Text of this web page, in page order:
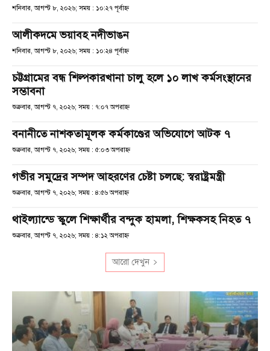
শনিবার, আগস্ট ৮, ২০২৬; সময় : ১০:২৭ পূর্বাহ্ণ
আলীকদমে ভয়াবহ নদীভাঙন
শনিবার, আগস্ট ৮, ২০২৬; সময় : ১০:২৪ পূর্বাহ্ণ
চট্টগ্রামের বন্ধ শিল্পকারখানা চালু হলে ১০ লাখ কর্মসংস্থানের
সম্ভাবনা
শুক্রবার, আগস্ট ৭, ২০২৬; সময় : ৭:০৭ অপরাহ্ণ
বনানীতে নাশকতামূলক কর্মকাণ্ডের অভিযোগে আটক ৭
শুক্রবার, আগস্ট ৭, ২০২৬; সময় : ৫:০৩ অপরাহ্ণ
গভীর সমুদ্রের সম্পদ আহরণের চেষ্টা চলছে: স্বরাষ্ট্রমন্ত্রী
শুক্রবার, আগস্ট ৭, ২০২৬; সময় : ৪:৫৬ অপরাহ্ণ
থাইল্যান্ডে স্কুলে শিক্ষার্থীর বন্দুক হামলা, শিক্ষকসহ নিহত ৭
শুক্রবার, আগস্ট ৭, ২০২৬; সময় : ৪:১২ অপরাহ্ণ
আরো দেখুন